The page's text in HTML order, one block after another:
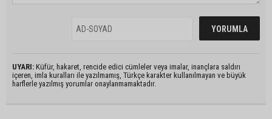
UYARI: Küfür, hakaret, rencide edici cümleler veya imalar, inançlara saldırı
içeren, imla kuralları ile yazılmamış, Türkçe karakter kullanılmayan ve büyük
harflerle yazılmış yorumlar onaylanmamaktadır.